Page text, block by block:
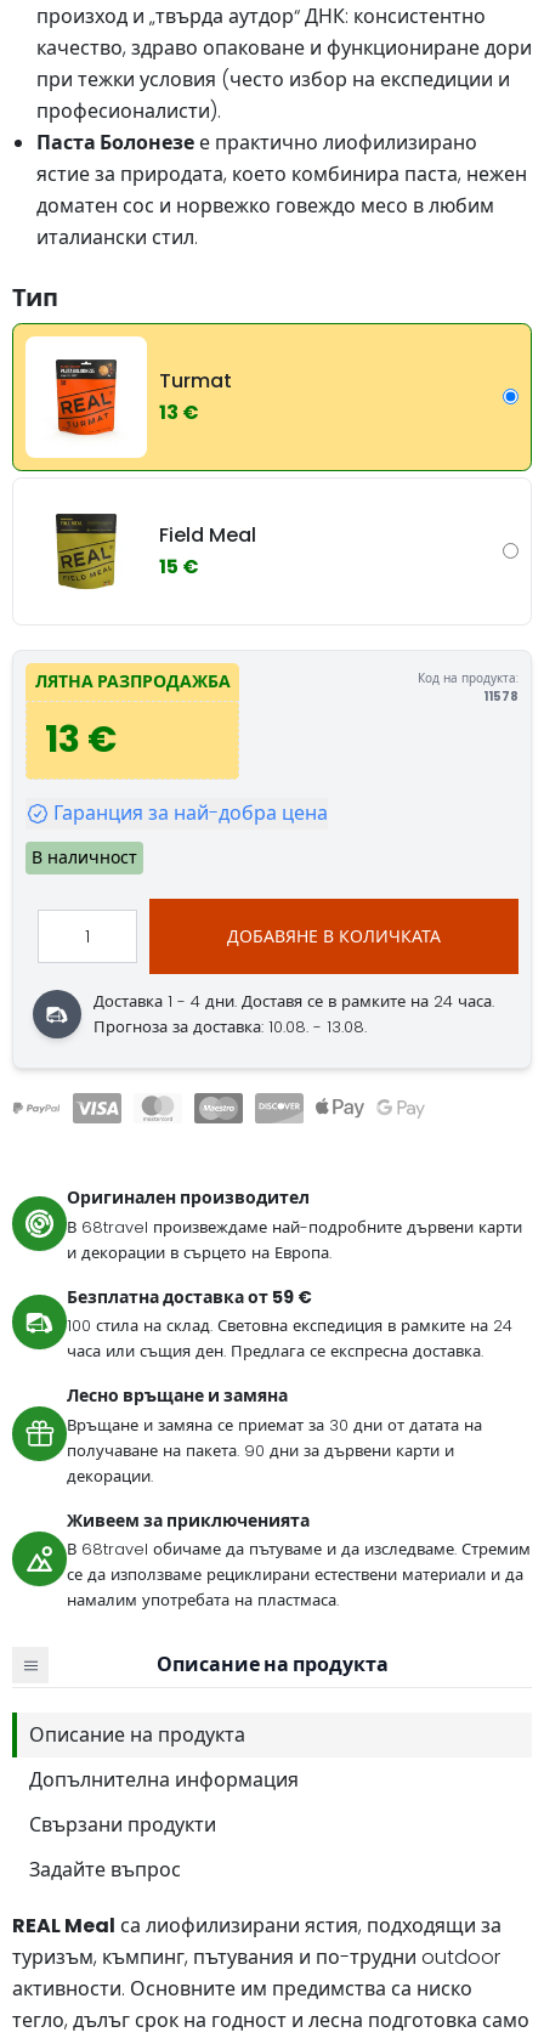
произход и „твърда аутдор“ ДНК: консистентно
качество, здраво опаковане и функциониране дори
при тежки условия (често избор на експедиции и
професионалисти).
Паста Болонезе е практично лиофилизирано
ястие за природата, което комбинира паста, нежен
доматен сос и норвежко говеждо месо в любим
италиански стил.
Тип
Turmat
13 €
Field Meal
15 €
ЛЯТНА РАЗПРОДАЖБА
13 €
Код на продукта:
11578
Гаранция за най-добра цена
В наличност
ДОБАВЯНЕ В КОЛИЧКАТА
Доставка 1 - 4 дни.Доставя се в рамките на 24 часа.
Прогноза за доставка: 10.08. - 13.08.
Оригинален производител
В 68travel произвеждаме най-подробните дървени карти
и декорации в сърцето на Европа.
Безплатна доставка от 59 €
100 стила на склад. Световна експедиция в рамките на 24
часа или същия ден. Предлага се експресна доставка.
Лесно връщане и замяна
Връщане и замяна се приемат за 30 дни от датата на
получаване на пакета. 90 дни за дървени карти и
декорации.
Живеем за приключенията
В 68travel обичаме да пътуваме и да изследваме. Стремим
се да използваме рециклирани естествени материали и да
намалим употребата на пластмаса.
Описание на продукта
Описание на продукта
Допълнителна информация
Свързани продукти
Задайте въпрос
REAL Meal са лиофилизирани ястия, подходящи за
туризъм, къмпинг, пътувания и по-трудни outdoor
активности. Основните им предимства са ниско
тегло, дълъг срок на годност и лесна подготовка само